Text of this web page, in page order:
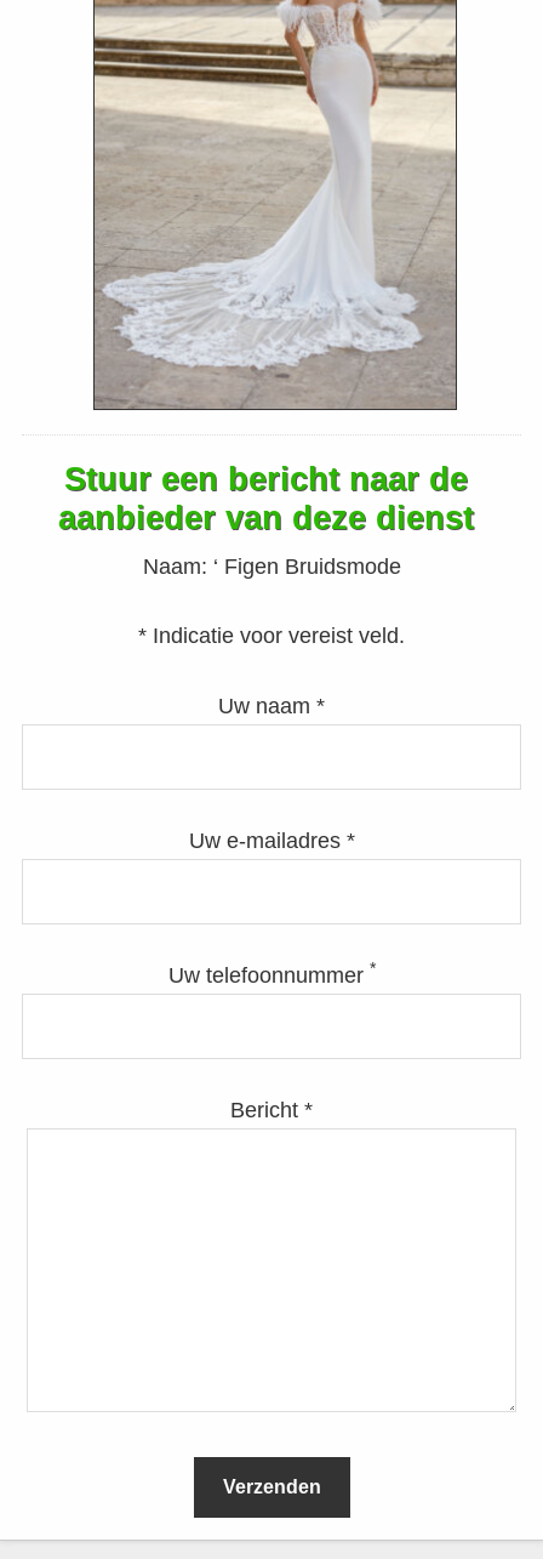
Stuur een bericht naar de
aanbieder van deze dienst
Naam: ‘ Figen Bruidsmode
* Indicatie voor vereist veld.
Uw naam *
Uw e-mailadres *
Uw telefoonnummer *
Bericht *
L